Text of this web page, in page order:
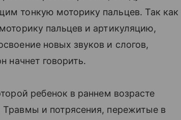
тонкую моторику пальцев. Так как
пальцев и артикуляцию,
новых звуков и слогов,
начнет говорить.
ребенок в раннем возрасте
и потрясения, пережитые в